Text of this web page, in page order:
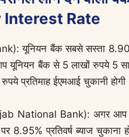
Interest Rate
यूनियन बैंक सबसे सस्ता
यूनियन बैंक से 5 लाखों रुपये 5
प्रतिमाह ईएमआई चुकानी
National Bank): अगर आप
प्रतिवर्ष ब्याज चुकाना